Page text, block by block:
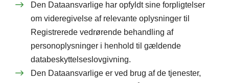
Den Dataansvarlige har opfyldt sine forpligtelser
om videregivelse af relevante oplysninger til
Registrerede vedrørende behandling af
personoplysninger i henhold til gældende
databeskyttelseslovgivning.
Den Dataansvarlige er ved brug af de tjenester,